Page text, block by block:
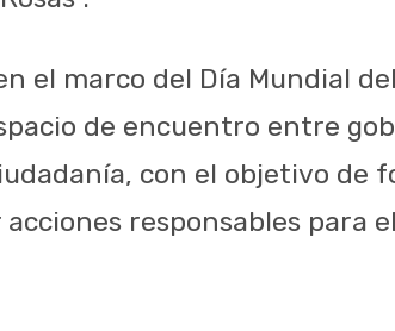
el marco del Día Mundial
de encuentro entre
con el objetivo de
responsables para